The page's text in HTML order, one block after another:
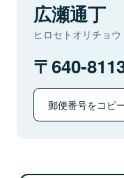
広瀬通丁
ヒロセトオリチョウ
640-
郵便番号をコピ